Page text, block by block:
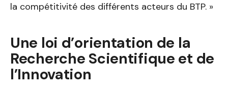
la compétitivité des différents acteurs du BTP. »
Une loi d’orientation de la
Recherche Scientifique et de
l’Innovation